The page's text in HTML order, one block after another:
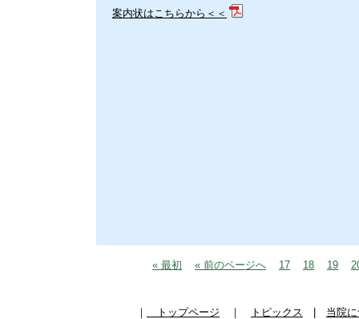
案内状はこちらから＜＜
« 最初 « 前のページへ 17 18 19
｜ トップページ ｜ トピックス 当院